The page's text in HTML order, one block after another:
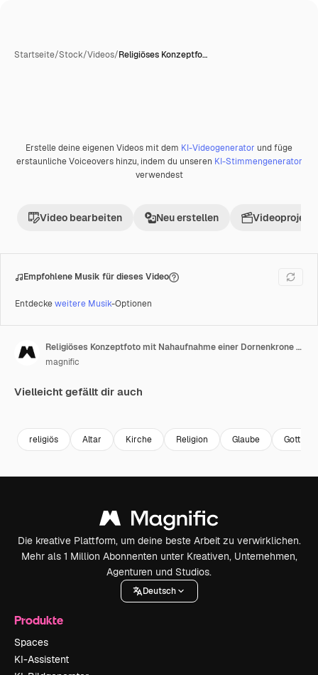
Startseite/Stock/Videos/Religiöses Konzeptfo…
Erstelle deine eigenen Videos mit dem KI-Videogenerator und füge
erstaunliche Voiceovers hinzu, indem du unseren KI-Stimmengenerator
verwendest
Video bearbeiten Neu erstellen Videoprojekt
Empfohlene Musik für dieses Video
Entdeckeweitere Musik-Optionen
Religiöses Konzeptfoto mit Nahaufnahme einer Dornenkrone auf Altar im Lichtkegel
magnific
Vielleicht gefällt dir auch
religiös Altar Kirche Religion Glaube Gott
Die kreative Plattform, um deine beste Arbeit zu verwirklichen.
Mehr als 1 Million Abonnenten unter Kreativen, Unternehmen,
Agenturen und Studios.
Deutsch
Produkte
Spaces
KI-Assistent